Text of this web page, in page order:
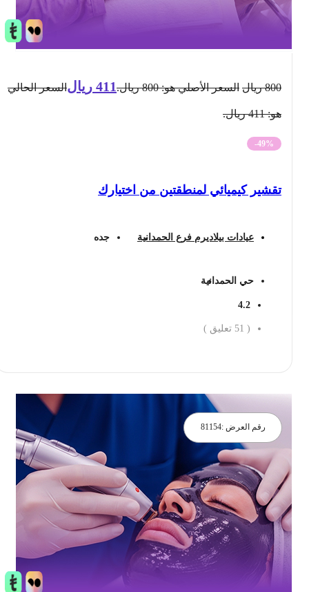
ريال السعر الأصلي هو: 800 ريال. 411 ريال السعر الحالي
-49%
تقشير كيميائي لمنطقتين من اختيارك
عيادات بيلاديرم فرع الحمدانية جده
حي الحمدانية
4.2
51 تعليق )
رقم العرض :81154